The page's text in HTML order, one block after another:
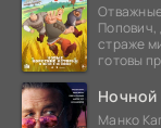
Попович,
страже
готовы
Ночной
Манко